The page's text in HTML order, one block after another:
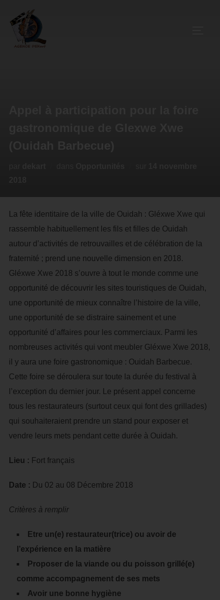
La fête identitaire de la ville de Ouidah : Gléxwe Xwe qui
rassemble habituellement les fils et filles de Ouidah
autour d’activités de retrouvailles et de célébration de la
fraternité ; prend une nouvelle dimension en 2018.
Gléxwe Xwe 2018 s’ouvre à tout le monde comme une
opportunité de découvrir les sites touristiques de Ouidah,
une opportunité de mieux connaître l’histoire de la ville,
une opportunité de se distraire sainement et une
opportunité d’affaires pour les commerciaux. Parmi les
nombreuses activités qui vont meubler Gléxwe Xwe 2018,
il y aura une foire gastronomique : Ouidah Barbecue.
Cette foire se déroulera sur toute la durée du festival à
l’exception du dernier jour. Le présent appel concerne
tous les restaurateurs (surtout ceux qui font des grillades)
qui souhaiteraient prendre un stand pour exposer et
vendre leurs mets pendant cette durée à Ouidah.
Lieu : Fort français
Date : Du 02 au 08 Décembre 2018
Critères à remplir
Etre un(e) restaurateur(trice) ou avoir de
l’expérience en la matière
Proposer de la viande ou du poisson grillé(e)
comme accompagnement de ses mets
Avoir une bonne hygiène